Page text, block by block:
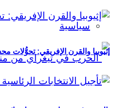
سياسية
إثيوبيا والقرن الإفريقي: تحوُّلات